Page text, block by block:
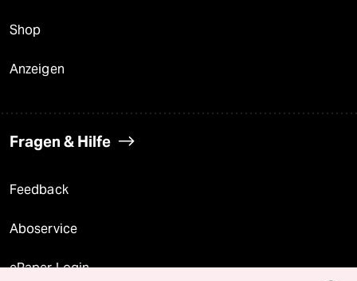
Shop
Anzeigen
Fragen & Hilfe
Feedback
Aboservice
ePaper Login